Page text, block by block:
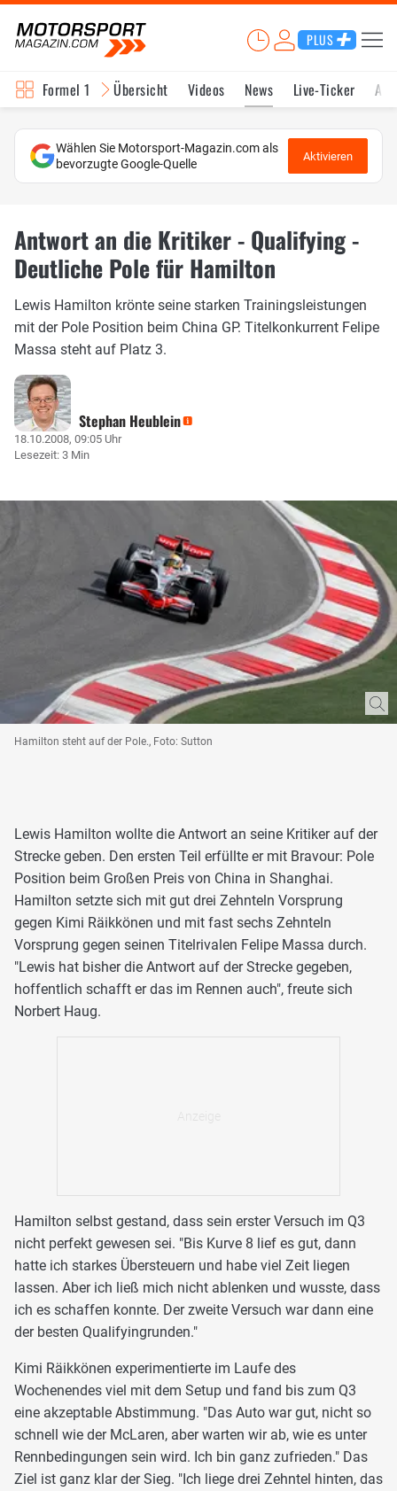
PLUS
Formel 1 Übersicht Videos News Live-Ticker
Wählen Sie Motorsport-Magazin.com als
bevorzugte Google-Quelle
Aktivieren
Antwort an die Kritiker - Qualifying -
Deutliche Pole für Hamilton
Lewis Hamilton krönte seine starken Trainingsleistungen
mit der Pole Position beim China GP. Titelkonkurrent Felipe
Massa steht auf Platz 3.
Stephan Heublein
18.10.2008, 09:05 Uhr
Lesezeit: 3 Min
Hamilton steht auf der Pole., Foto: Sutton
Lewis Hamilton wollte die Antwort an seine Kritiker auf der
Strecke geben. Den ersten Teil erfüllte er mit Bravour: Pole
Position beim Großen Preis von China in Shanghai.
Hamilton setzte sich mit gut drei Zehnteln Vorsprung
gegen Kimi Räikkönen und mit fast sechs Zehnteln
Vorsprung gegen seinen Titelrivalen Felipe Massa durch.
"Lewis hat bisher die Antwort auf der Strecke gegeben,
hoffentlich schafft er das im Rennen auch", freute sich
Norbert Haug.
Hamilton selbst gestand, dass sein erster Versuch im Q3
nicht perfekt gewesen sei. "Bis Kurve 8 lief es gut, dann
hatte ich starkes Übersteuern und habe viel Zeit liegen
lassen. Aber ich ließ mich nicht ablenken und wusste, dass
ich es schaffen konnte. Der zweite Versuch war dann eine
der besten Qualifyingrunden."
Kimi Räikkönen experimentierte im Laufe des
Wochenendes viel mit dem Setup und fand bis zum Q3
eine akzeptable Abstimmung. "Das Auto war gut, nicht so
schnell wie der McLaren, aber warten wir ab, wie es unter
Rennbedingungen sein wird. Ich bin ganz zufrieden." Das
Ziel ist ganz klar der Sieg. "Ich liege drei Zehntel hinten, das